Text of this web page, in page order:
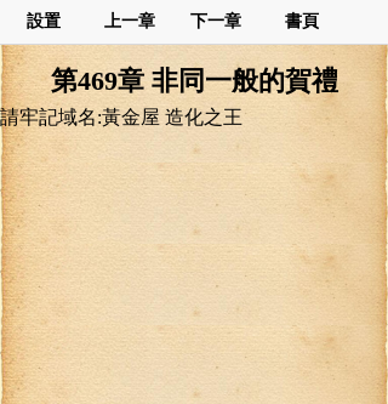
設置 上一章 下一章 書頁
第469章 非同一般的賀禮
請牢記域名:黃金屋 造化之王